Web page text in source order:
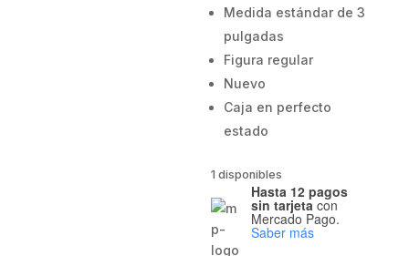
Medida estándar de 3
pulgadas
Figura regular
Nuevo
Caja en perfecto
estado
1 disponibles
Hasta 12 pagos
sin tarjeta con
Mercado Pago.
Saber más